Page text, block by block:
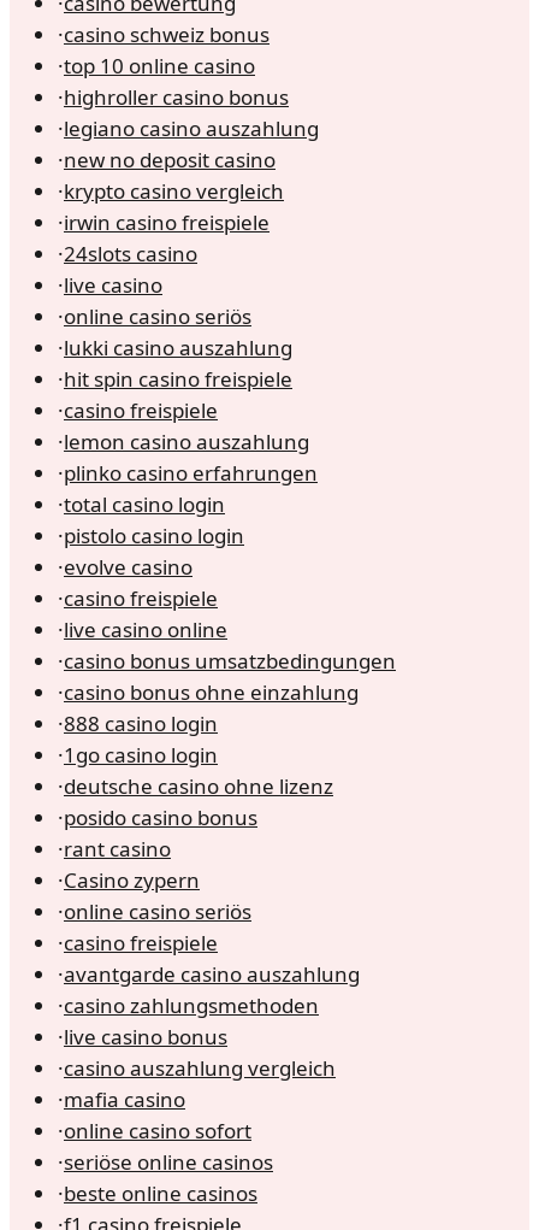
·casino schweiz bonus
·top 10 online casino
·highroller casino bonus
·legiano casino auszahlung
·new no deposit casino
·krypto casino vergleich
·irwin casino freispiele
·24slots casino
·live casino
·online casino seriös
·lukki casino auszahlung
·hit spin casino freispiele
·casino freispiele
·lemon casino auszahlung
·plinko casino erfahrungen
·total casino login
·pistolo casino login
·evolve casino
·casino freispiele
·live casino online
·casino bonus umsatzbedingungen
·casino bonus ohne einzahlung
·888 casino login
·1go casino login
·deutsche casino ohne lizenz
·posido casino bonus
·rant casino
·Casino zypern
·online casino seriös
·casino freispiele
·avantgarde casino auszahlung
·casino zahlungsmethoden
·live casino bonus
·casino auszahlung vergleich
·mafia casino
·online casino sofort
·seriöse online casinos
·beste online casinos